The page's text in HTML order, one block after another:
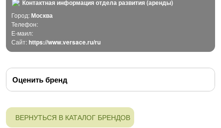
Контактная информация отдела развития (аренды)
Город:Москва
Телефон:
Е-маил:
Сайт:https://www.versace.ru/ru
Оценить бренд
ВЕРНУТЬСЯ В КАТАЛОГ БРЕНДОВ